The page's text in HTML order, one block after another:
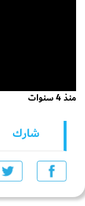
منذ 4 سنوات
شارك